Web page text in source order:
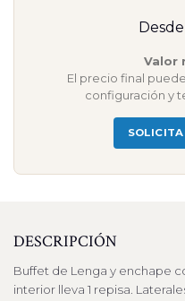
Valor
El precio final
configuración y
DESCRIPCIÓN
Buffet de Lenga y enchape
interior lleva 1 repisa.